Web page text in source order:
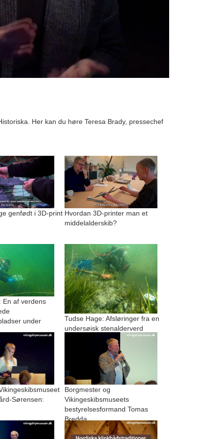
Her kan du høre Teresa Brady, pressechef
genfødt i 3D-print Hvordan 3D-printer man et
middelalderskib?
En af verdens
under
Tudse Hage: Afsløringer fra en
undersøisk stenalderverd
Sørensen:
Borgmester og
Vikingeskibsmuseets
bestyrelsesformand Tomas
Bredda